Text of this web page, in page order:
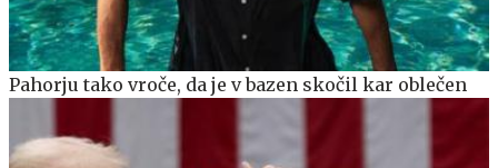
Pahorju tako vroče, da je v bazen skočil kar oblečen